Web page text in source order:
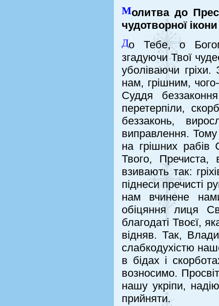
Молитва до
чудотворної ікони
До Тебе, о
згадуючи Твої
уболіваючи
нам, грішним,
Суддя
перетерпіли,
беззаконь,
виправлення.
на грішних рабів
Твого,
взивають так:
піднеси пречисті
нам вчинене
обіцяння лиця
благодаті Твоєї,
відняв. Так,
слабкодухістю
в бідах і
возносимо.
нашу укріпи,
прийняти.